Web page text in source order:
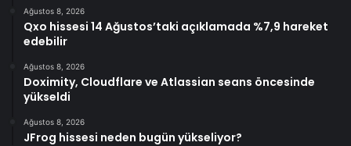
Ağustos 8, 2026
Qxo hissesi 14 Ağustos’taki açıklamada %7,9 hareket
edebilir
Ağustos 8, 2026
Doximity, Cloudflare ve Atlassian seans öncesinde
yükseldi
Ağustos 8, 2026
JFrog hissesi neden bugün yükseliyor?